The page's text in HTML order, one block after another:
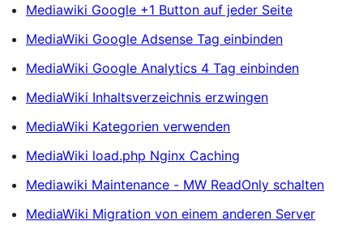
Mediawiki Google +1 Button auf jeder Seite
MediaWiki Google Adsense Tag einbinden
MediaWiki Google Analytics 4 Tag einbinden
MediaWiki Inhaltsverzeichnis erzwingen
MediaWiki Kategorien verwenden
MediaWiki load.php Nginx Caching
Mediawiki Maintenance - MW ReadOnly schalten
MediaWiki Migration von einem anderen Server